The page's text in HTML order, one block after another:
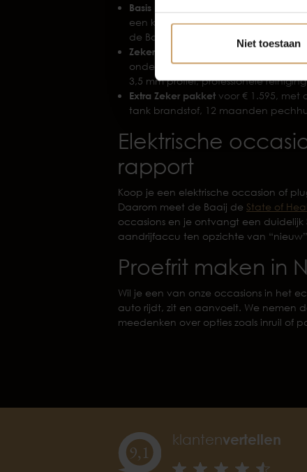
Niet toestaan
Basis pakket
een kwart tank brandstof,
de Baaij garantie.
Zeker pakket
(meest gekozen) kost
onderhoudsbeurt voor levering,
3,5 mm profiel, professionele
Extra Zeker pakket voor € 1.595, met
tank brandstof, 12 maanden
Elektrische
rapport
Koop je een elektrische occasion of
Daarom meet de Baaij de State of
occasions en je ontvangt een
aandrijfaccu ten opzichte van
Proefrit maken in
Wil je een van onze occasions in het
auto rijdt, zit en aanvoelt. We nemen
meedenken over opties zoals inruil of
9,1
klantenvertellen